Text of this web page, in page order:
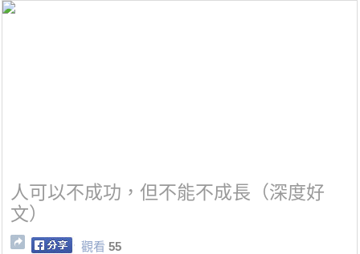
人可以不成功，但不能不成長（深度好
文）
觀看 55